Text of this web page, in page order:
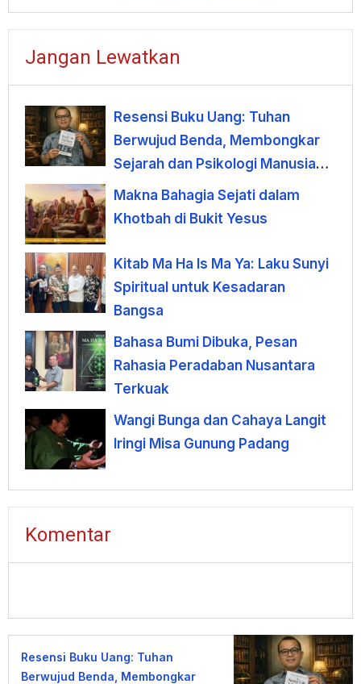
Jangan Lewatkan
Resensi Buku Uang: Tuhan
Berwujud Benda, Membongkar
Sejarah dan Psikologi Manusia
terhadap Uang
Makna Bahagia Sejati dalam
Khotbah di Bukit Yesus
Kitab Ma Ha Is Ma Ya: Laku Sunyi
Spiritual untuk Kesadaran
Bangsa
Bahasa Bumi Dibuka, Pesan
Rahasia Peradaban Nusantara
Terkuak
Wangi Bunga dan Cahaya Langit
Iringi Misa Gunung Padang
Komentar
Resensi Buku Uang: Tuhan
Berwujud Benda, Membongkar